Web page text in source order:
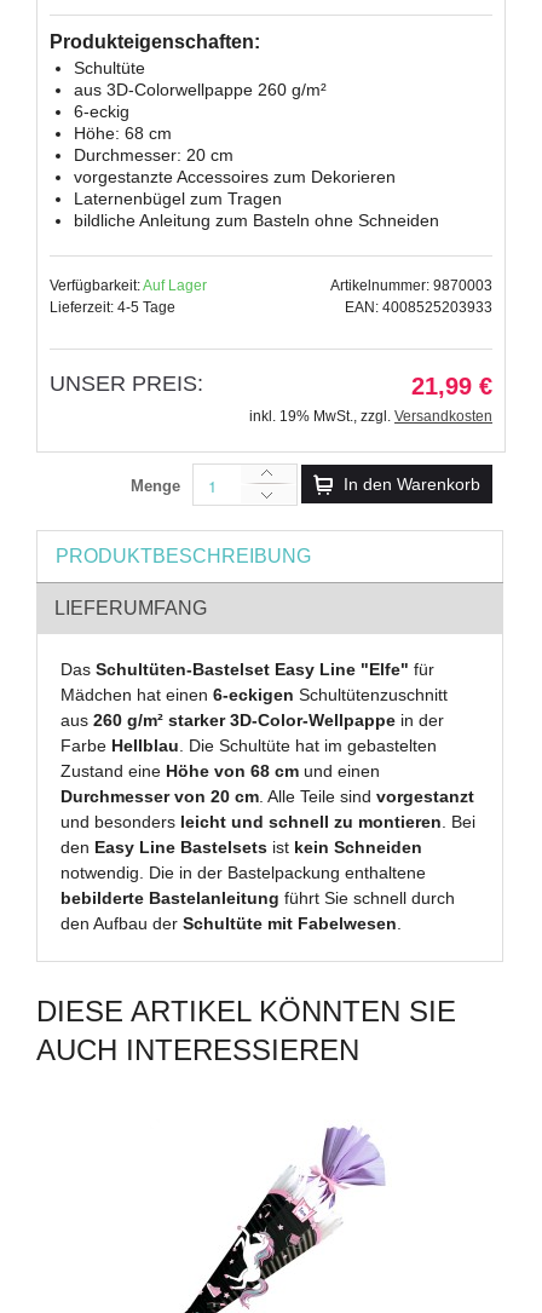
Produkteigenschaften:
Schultüte
aus 3D-Colorwellpappe 260 g/m²
6-eckig
Höhe: 68 cm
Durchmesser: 20 cm
vorgestanzte Accessoires zum Dekorieren
Laternenbügel zum Tragen
bildliche Anleitung zum Basteln ohne Schneiden
Verfügbarkeit:Auf Lager
Lieferzeit: 4-5 Tage
Artikelnummer: 9870003
EAN: 4008525203933
UNSER PREIS: 21,99 €
inkl. 19% MwSt., zzgl. Versandkosten
Menge In den Warenkorb
PRODUKTBESCHREIBUNG
LIEFERUMFANG
DasSchultüten-Bastelset Easy Line "Elfe" für
Mädchen hat einen 6-eckigen Schultütenzuschnitt
aus260 g/m² starker 3D-Color-Wellpappe in der
Farbe Hellblau. Die Schultüte hat im gebastelten
Zustand eine Höhe von 68 cm und einen
Durchmesser von 20 cm. Alle Teile sindvorgestanzt
und besonders leicht und schnell zu montieren. Bei
den Easy Line Bastelsets ist kein Schneiden
notwendig. Die in der Bastelpackung enthaltene
bebilderte Bastelanleitung führt Sie schnell durch
den Aufbau derSchultüte mit Fabelwesen.
DIESE ARTIKEL KÖNNTEN SIE
AUCH INTERESSIEREN